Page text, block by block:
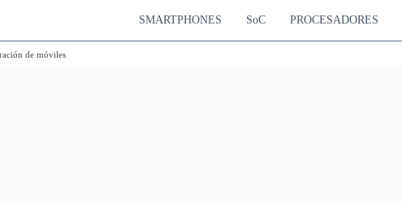
SMARTPHONES SoC PROCESADORES
de móviles